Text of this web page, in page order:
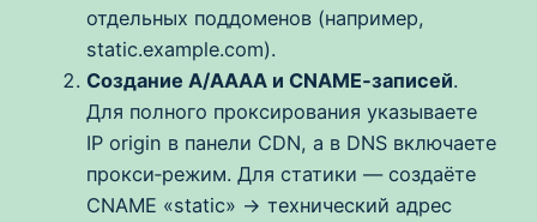
отдельных поддоменов (например,
static.example.com).
Создание A/AAAA и CNAME‑записей.
Для полного проксирования указываете
IP origin в панели CDN, а в DNS включаете
прокси‑режим. Для статики — создаёте
CNAME «static» → технический адрес